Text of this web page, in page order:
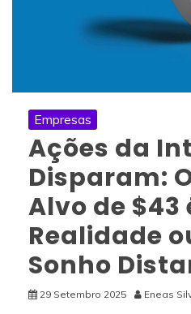
Empresas
Ações da
Disparam:
Alvo de $43
Realidade
Sonho
29 Setembro 2025 Eneas